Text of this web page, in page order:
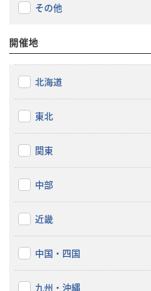
その他
開催地
北海道
東北
関東
中部
近畿
中国・四国
九州・沖縄